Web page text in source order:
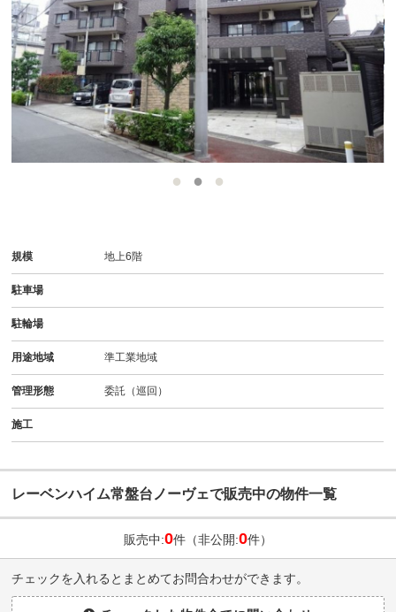
規模 地上6階
駐車場
駐輪場
用途地域 準工業地域
管理形態 委託（巡回）
施工
レーベンハイム常盤台ノーヴェで販売中の物件一覧
販売中:0件（非公開:0件）
チェックを入れるとまとめてお問合わせができます。